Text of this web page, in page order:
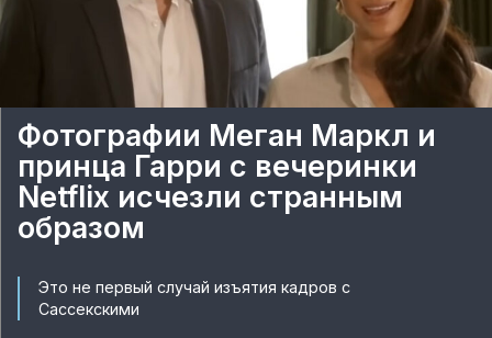
Фотографии Меган Маркл и
принца Гарри с вечеринки
Netflix исчезли странным
образом
Это не первый случай изъятия кадров с
Сассекскими